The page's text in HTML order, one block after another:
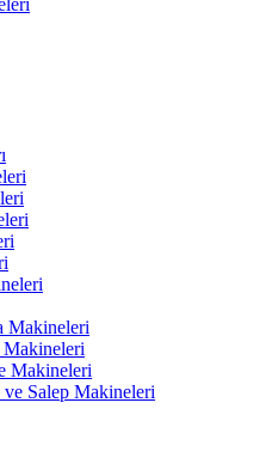
Makineleri
Makineleri
ve Salep Makineleri